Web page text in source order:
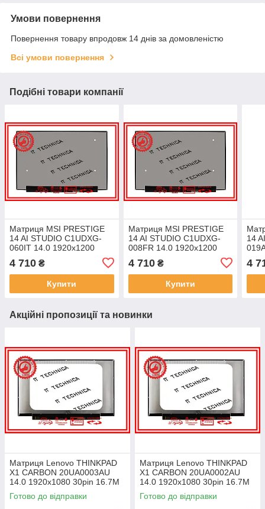
Умови повернення
Повернення товару впродовж 14 днів за домовленістю
Всі умови повернення
Подібні товари компанії
Матриця MSI PRESTIGE
14 AI STUDIO C1UDXG-
060IT 14.0 1920x1200
40pin 16.7M 100% sRGB
400 cd/m² для ноутбука
4 710 ₴
Купити
Матриця MSI PRESTIGE
14 AI STUDIO C1UDXG-
008FR 14.0 1920x1200
40pin 16.7M 100% sRGB
400 cd/m² для ноутбука
4 710₴
Купити
14
400
4
Акційні пропозиції та новинки
Матриця Lenovo THINKPAD
X1 CARBON 20UA0003AU
14.0 1920x1080 30pin 16.7M
45% NTSC 300 cd/m² для
ноутбука
Готово до відправки
Матриця Lenovo THINKPAD
X1 CARBON 20UA0002AU
14.0 1920x1080 30pin 16.7M
45% NTSC 300 cd/m² для
ноутбука
Готово до відправки